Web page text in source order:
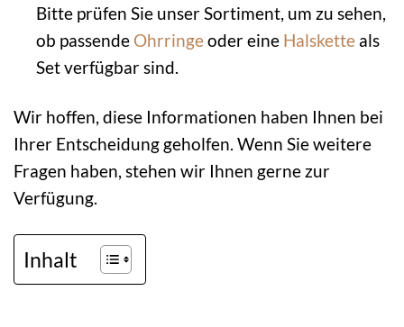
Bitte prüfen Sie unser Sortiment, um zu sehen,
ob passende Ohrringeoder eine Halsketteals
Set verfügbar sind.
Wir hoffen, diese Informationen haben Ihnen bei
Ihrer Entscheidung geholfen. Wenn Sie weitere
Fragen haben, stehen wir Ihnen gerne zur
Verfügung.
Inhalt